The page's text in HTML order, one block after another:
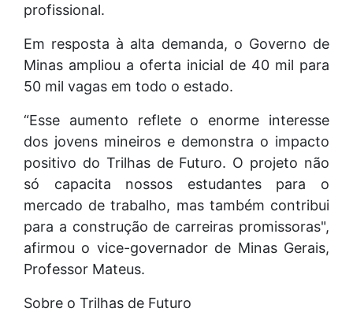
profissional.
Em resposta à alta demanda, o Governo de
Minas ampliou a oferta inicial de 40 mil para
50 mil vagas em todo o estado.
“Esse aumento reflete o enorme interesse
dos jovens mineiros e demonstra o impacto
positivo do Trilhas de Futuro. O projeto não
só capacita nossos estudantes para o
mercado de trabalho, mas também contribui
para a construção de carreiras promissoras",
afirmou o vice-governador de Minas Gerais,
Professor Mateus.
Sobre o Trilhas de Futuro